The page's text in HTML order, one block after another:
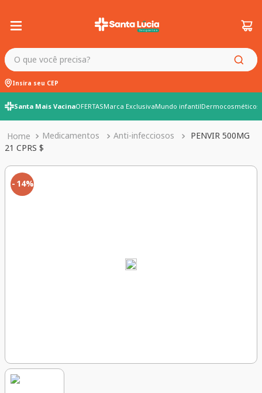
O que você precisa?
Insira seu CEP
Santa Mais VacinaOFERTASMarca ExclusivaMundo infantilDermocosméticos
Medicamentos Anti-infecciosos
PENVIR 500MG
21 CPRS $
14%